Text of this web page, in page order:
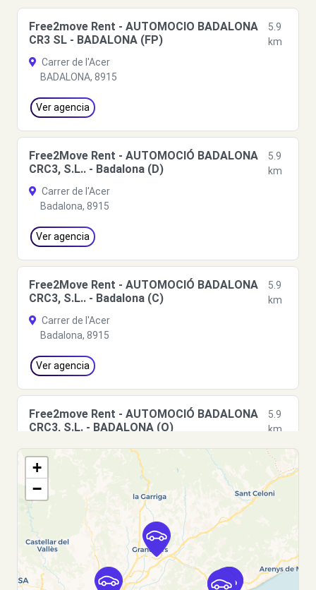
Free2move Rent - AUTOMOCIO BADALONA
CR3 SL - BADALONA (FP)
5.9
km
Carrer de l'Acer
BADALONA, 8915
Ver agencia
Free2Move Rent - AUTOMOCIÓ BADALONA
CRC3, S.L.. - Badalona (D)
5.9
km
Carrer de l'Acer
Badalona, 8915
Ver agencia
Free2Move Rent - AUTOMOCIÓ BADALONA
CRC3, S.L.. - Badalona (C)
5.9
km
Carrer de l'Acer
Badalona, 8915
Ver agencia
Free2move Rent - AUTOMOCIÓ BADALONA
CRC3, S.L. - BADALONA (O)
5.9
km
Carrer de l'Acer
BADALONA, 08915
Free2move Rent - AUTOMOCIO BADALONA
CR3 SL - BADALONA (F)
km
Carrer de l'Acer
+
−